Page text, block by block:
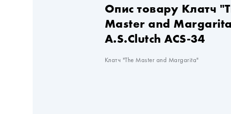
Опис товару Клатч
Master and
A.S.Clutch ACS-34
Клатч "The Master and Margarita"